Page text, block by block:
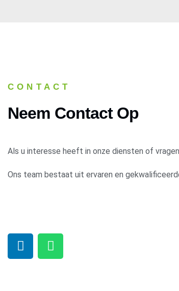
CONTACT
Neem Contact Op
Als u interesse heeft in onze diensten of
Ons team bestaat uit ervaren en